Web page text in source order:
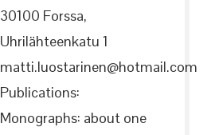
30100 Forssa,
Uhrilähteenkatu 1
matti.luostarinen@hotmail.com
Publications:
Monographs: about one